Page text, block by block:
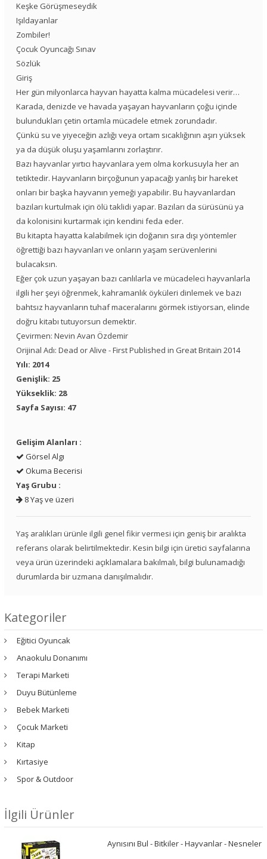
Keşke Görüşmeseydik
Işıldayanlar
Zombiler!
Çocuk Oyuncağı Sınav
Sözlük
Giriş
Her gün milyonlarca hayvan hayatta kalma mücadelesi verir…
Karada, denizde ve havada yaşayan hayvanların çoğu içinde
bulundukları çetin ortamla mücadele etmek zorundadır.
Çünkü su ve yiyeceğin azlığı veya ortam sıcaklığının aşırı yüksek
ya da düşük oluşu yaşamlarını zorlaştırır.
Bazı hayvanlar yırtıcı hayvanlara yem olma korkusuyla her an
tetiktedir. Hayvanların birçoğunun yapacağı yanlış bir hareket
onları bir başka hayvanın yemeği yapabilir. Bu hayvanlardan
bazıları kurtulmak için ölü taklidi yapar. Bazıları da sürüsünü ya
da kolonisini kurtarmak için kendini feda eder.
Bu kitapta hayatta kalabilmek için doğanın sıra dışı yöntemler
öğrettiği bazı hayvanları ve onların yaşam serüvenlerini
bulacaksın.
Eğer çok uzun yaşayan bazı canlılarla ve mücadeleci hayvanlarla
ilgili her şeyi öğrenmek, kahramanlık öyküleri dinlemek ve bazı
bahtsız hayvanların tuhaf maceralarını görmek istiyorsan, elinde
doğru kitabı tutuyorsun demektir.
Çevirmen: Nevin Avan Özdemir
Orijinal Adı: Dead or Alive - First Published in Great Britain 2014
Yılı: 2014
Genişlik: 25
Yükseklik: 28
Sayfa Sayısı: 47
Gelişim Alanları :
Görsel Algı
Okuma Becerisi
Yaş Grubu :
8 Yaş ve üzeri
Yaş aralıkları ürünle ilgili genel fikir vermesi için geniş bir aralıkta
referans olarak belirtilmektedir. Kesin bilgi için üretici sayfalarına
veya ürün üzerindeki açıklamalara bakılmalı, bilgi bulunamadığı
durumlarda bir uzmana danışılmalıdır.
Kategoriler
Eğitici Oyuncak
Anaokulu Donanımı
Terapi Marketi
Duyu Bütünleme
Bebek Marketi
Çocuk Marketi
Kitap
Kırtasiye
Spor & Outdoor
İlgili Ürünler
Aynısını Bul - Bitkiler - Hayvanlar - Nesneler